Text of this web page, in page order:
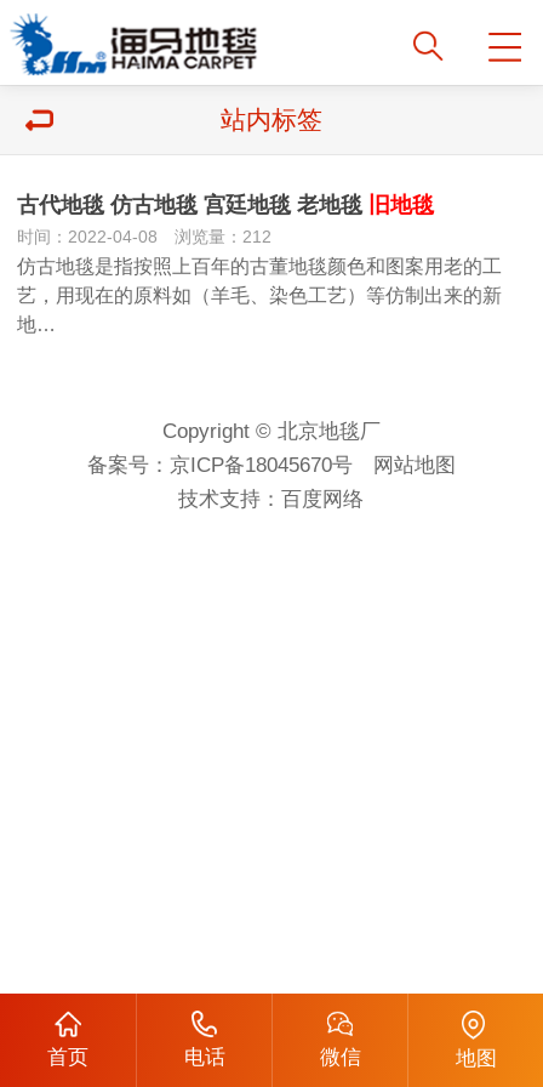
站内标签
古代地毯 仿古地毯 宫廷地毯 老地毯 旧地毯
时间：2022-04-08 浏览量：212
仿古地毯是指按照上百年的古董地毯颜色和图案用老的工
艺，用现在的原料如（羊毛、染色工艺）等仿制出来的新
地…
Copyright © 北京地毯厂
备案号： 京ICP备18045670号
网站地图
技术支持：百度网络
首页 电话 微信 地图